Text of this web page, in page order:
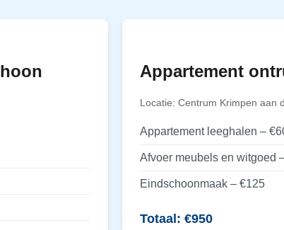
Appartement
Locatie: Centrum Krimpen aan
Appartement leeghalen –
Afvoer meubels en witgoed
Eindschoonmaak – €125
Totaal: €950